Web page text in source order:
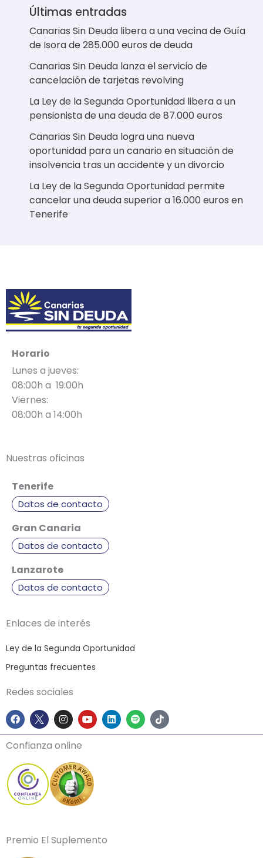
Últimas entradas
Canarias Sin Deuda libera a una vecina de Guía
de Isora de 285.000 euros de deuda
Canarias Sin Deuda lanza el servicio de
cancelación de tarjetas revolving
La Ley de la Segunda Oportunidad libera a un
pensionista de una deuda de 87.000 euros
Canarias Sin Deuda logra una nueva
oportunidad para un canario en situación de
insolvencia tras un accidente y un divorcio
La Ley de la Segunda Oportunidad permite
cancelar una deuda superior a 16.000 euros en
Tenerife
Horario
Lunes a jueves:
08:00h a 19:00h
Viernes:
08:00h a 14:00h
Nuestras oficinas
Tenerife
Datos de contacto
Gran Canaria
Datos de contacto
Lanzarote
Datos de contacto
Enlaces de interés
Ley de la Segunda Oportunidad
Preguntas frecuentes
Redes sociales
F
a
c
e
b
o
k
I
n
s
t
a
g
r
a
m
Y
o
u
e
L
i
n
S
p
o
T
i
k
Confianza online
Premio El Suplemento